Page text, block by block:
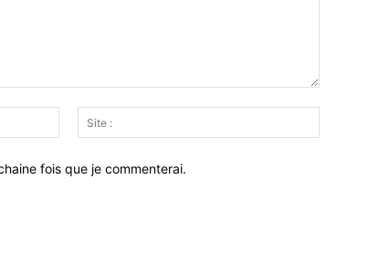
Email
:*
:
fois que je commenterai.